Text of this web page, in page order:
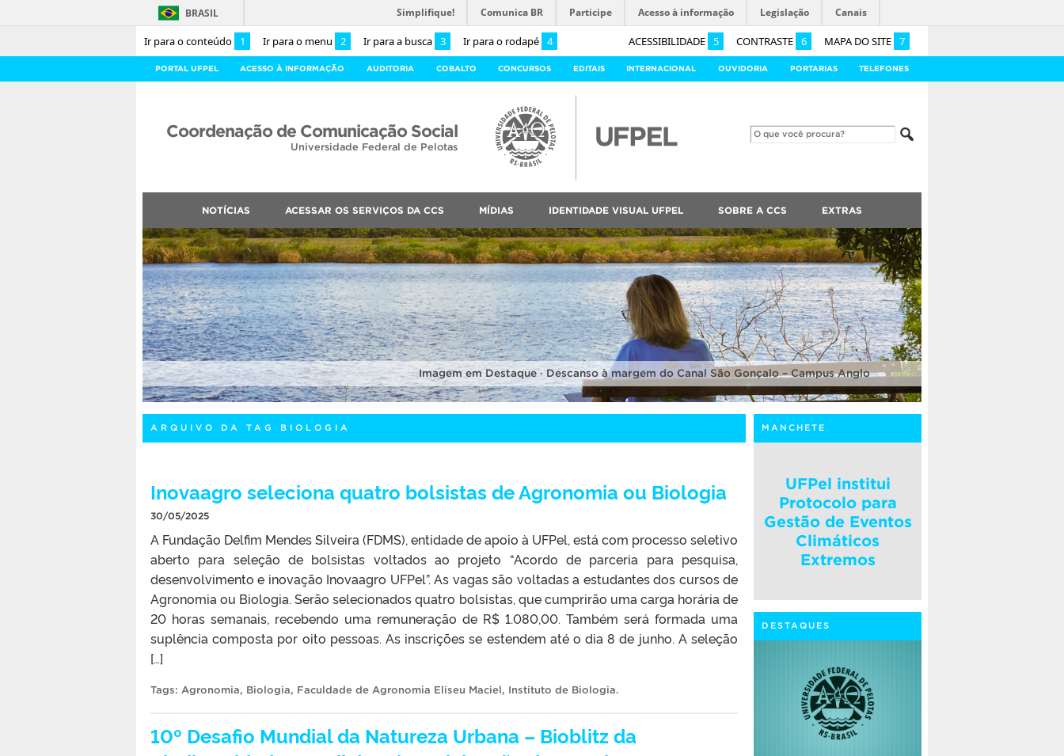
Ir para o conteúdo 1 Ir para o menu 2 Ir para a busca 3 Ir para o rodapé 4 ACESSIBILIDADE 5 CONTRASTE 6 MAPA DO SITE 7
BRASIL Simplifique! Comunica BR Participe Acesso à informação Legislação Canais
PORTAL UFPEL ACESSO À INFORMAÇÃO AUDITORIA COBALTO CONCURSOS EDITAIS INTERNACIONAL OUVIDORIA PORTARIAS TELEFONES
Coordenação de Comunicação Social
Universidade Federal de Pelotas
NOTÍCIAS ACESSAR OS SERVIÇOS DA CCS MÍDIAS IDENTIDADE VISUAL UFPEL SOBRE A CCS EXTRAS
Imagem em Destaque · Descanso à margem do Canal São Gonçalo – Campus Anglo
ARQUIVO DA TAG BIOLOGIA
Inovaagro seleciona quatro bolsistas de Agronomia ou Biologia
30/05/2025
A Fundação Delfim Mendes Silveira (FDMS), entidade de apoio à UFPel, está com processo seletivo
aberto para seleção de bolsistas voltados ao projeto “Acordo de parceria para pesquisa,
desenvolvimento e inovação Inovaagro UFPel”. As vagas são voltadas a estudantes dos cursos de
Agronomia ou Biologia. Serão selecionados quatro bolsistas, que cumprirão uma carga horária de
20 horas semanais, recebendo uma remuneração de R$ 1.080,00. Também será formada uma
suplência composta por oito pessoas. As inscrições se estendem até o dia 8 de junho. A seleção
[…]
Tags: Agronomia, Biologia, Faculdade de Agronomia Eliseu Maciel, Instituto de Biologia.
10º Desafio Mundial da Natureza Urbana – Bioblitz da
MANCHETE
UFPel institui
Protocolo para
Gestão de Eventos
Climáticos
Extremos
DESTAQUES